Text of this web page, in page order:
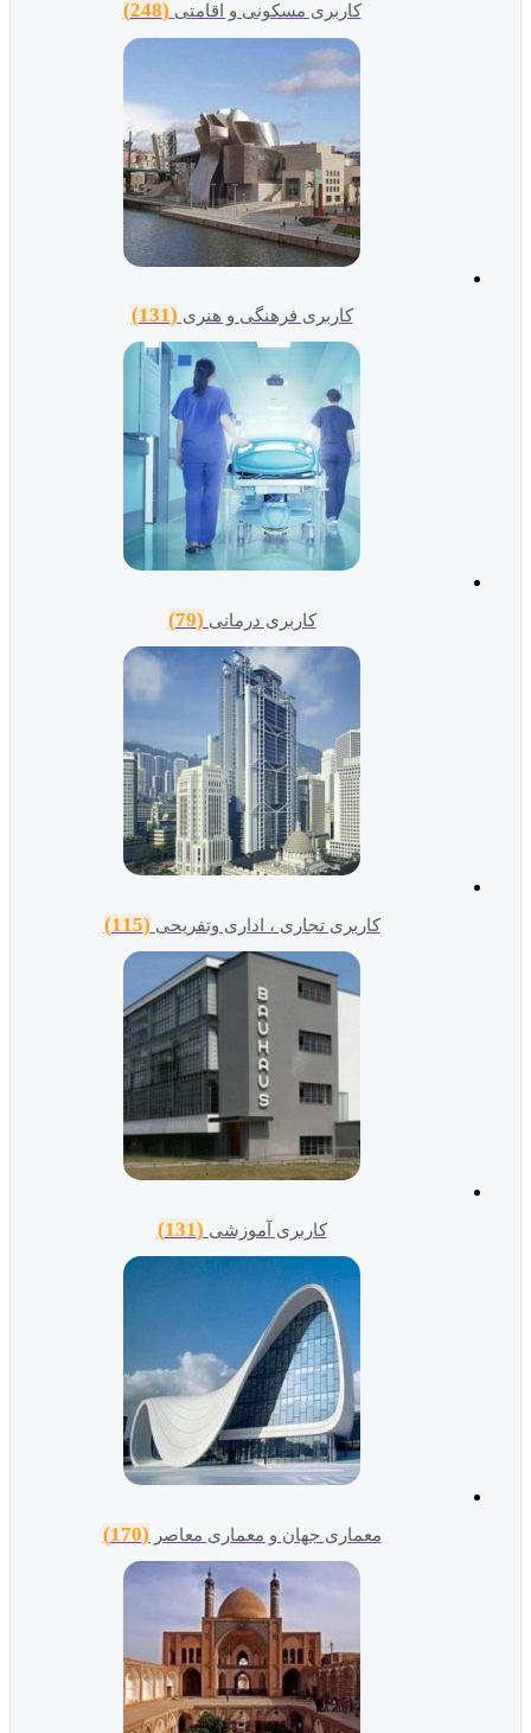
کاربری مسکونی و اقامتی (248)
کاربری فرهنگی و هنری(131)
کاربری درمانی(79)
کاربری تجاری ، اداری وتفریحی(115)
کاربری آموزشی(131)
معماری جهان و معماری معاصر (170)